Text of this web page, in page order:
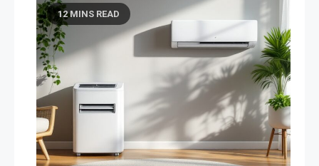
12 MINS READ